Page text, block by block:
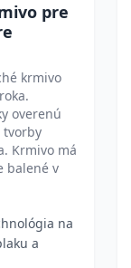
pre
krmivo
overenú
Krmivo má
balené v
na
a